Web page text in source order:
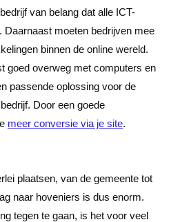
van belang dat alle ICT-
Daarnaast moeten bedrijven mee
binnen de online wereld.
goed overweg met computers en
passende oplossing voor de
Door een goede
meer conversie via je site.
plaatsen, van de gemeente tot
naar hoveniers is dus enorm.
tegen te gaan, is het voor veel